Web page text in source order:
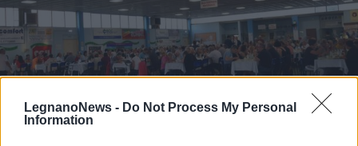
LegnanoNews - Do Not Process My Personal
Information